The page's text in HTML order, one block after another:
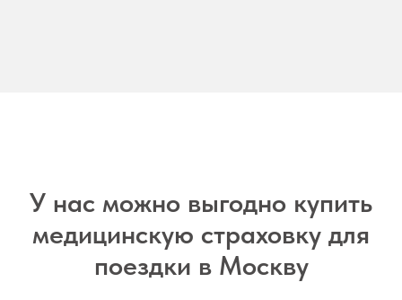
У нас можно выгодно купить
медицинскую страховку для
поездки в Москву